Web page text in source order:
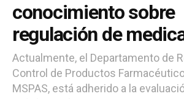
conocimiento sobre
regulación de
Actualmente, el Departamento de
Control de Productos
MSPAS, está adherido a la